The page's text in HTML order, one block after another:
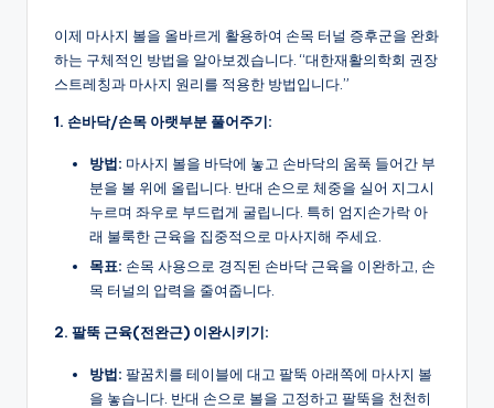
이제 마사지 볼을 올바르게 활용하여 손목 터널 증후군을 완화
하는 구체적인 방법을 알아보겠습니다. “대한재활의학회 권장
스트레칭과 마사지 원리를 적용한 방법입니다.”
1. 손바닥/손목 아랫부분 풀어주기:
방법: 마사지 볼을 바닥에 놓고 손바닥의 움푹 들어간 부
분을 볼 위에 올립니다. 반대 손으로 체중을 실어 지그시
누르며 좌우로 부드럽게 굴립니다. 특히 엄지손가락 아
래 불룩한 근육을 집중적으로 마사지해 주세요.
목표: 손목 사용으로 경직된 손바닥 근육을 이완하고, 손
목 터널의 압력을 줄여줍니다.
2. 팔뚝 근육(전완근) 이완시키기:
방법: 팔꿈치를 테이블에 대고 팔뚝 아래쪽에 마사지 볼
을 놓습니다. 반대 손으로 볼을 고정하고 팔뚝을 천천히